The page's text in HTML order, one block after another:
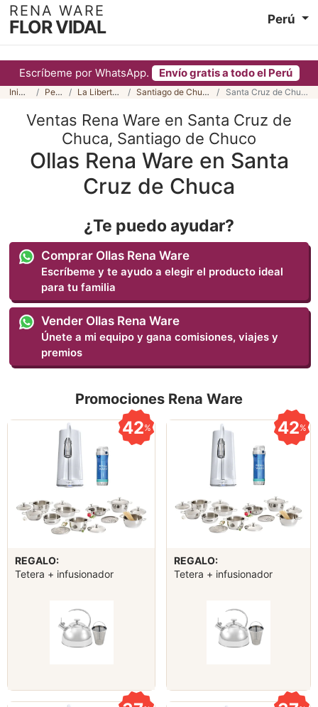
Escríbeme por WhatsApp. Envío gratis a todo el Perú
RENA WARE
FLOR VIDAL Perú
Inicio Perú La Libertad Santiago de Chuco Santa Cruz de Chuca
Ventas Rena Ware en Santa Cruz de
Chuca, Santiago de Chuco
Ollas Rena Ware en Santa
Cruz de Chuca
¿Te puedo ayudar?
Comprar Ollas Rena Ware
Escríbeme y te ayudo a elegir el producto ideal
para tu familia
Vender Ollas Rena Ware
Únete a mi equipo y gana comisiones, viajes y
premios
Promociones Rena Ware
42%
REGALO:
Tetera + infusionador
42%
REGALO:
Tetera + infusionador